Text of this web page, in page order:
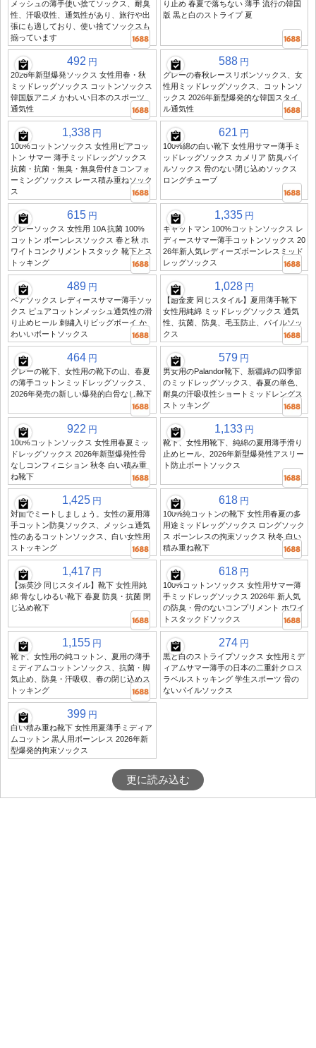
メッシュの薄手使い捨てソックス、耐臭
性、汗吸収性、通気性があり、旅行や出
張にも適しており、使い捨てソックスも
揃っています
り止め 春夏で落ちない 薄手 流行の韓国
版 黒と白のストライプ 夏
492 円
2026年新型爆発ソックス 女性用春・秋
ミッドレッグソックス コットンソックス
韓国版アニメ かわいい日本のスポーツ
通気性
588 円
グレーの春秋レースリボンソックス、女
性用ミッドレッグソックス、コットンソ
ックス 2026年新型爆発的な韓国スタイ
ル通気性
1,338 円
100%コットンソックス 女性用ピアコッ
トン サマー 薄手ミッドレッグソックス
抗菌・抗菌・無臭・無臭骨付きコンフォ
ーミングソックス レース積み重ねソック
ス
621 円
100%綿の白い靴下 女性用サマー薄手ミ
ッドレッグソックス カメリア 防臭パイ
ルソックス 骨のない閉じ込めソックス
ロングチューブ
615 円
グレーソックス 女性用 10A 抗菌 100%
コットン ボーンレスソックス 春と秋 ホ
ワイトコンクリメントスタック 靴下とス
トッキング
1,335 円
キャットマン 100%コットンソックス レ
ディースサマー薄手コットンソックス 20
26年新人気レディーズボーンレスミッド
レッグソックス
489 円
ベアソックス レディースサマー薄手ソッ
クス ピュアコットンメッシュ通気性の滑
り止めヒール 刺繍入りビッグボーイ か
わいいボートソックス
1,028 円
【趙金麦 同じスタイル】夏用薄手靴下
女性用純綿 ミッドレッグソックス 通気
性、抗菌、防臭、毛玉防止、パイルソッ
クス
464 円
グレーの靴下、女性用の靴下の山、春夏
の薄手コットンミッドレッグソックス、
2026年発売の新しい爆発的白骨なし靴下
579 円
男女用のPalandor靴下、新疆綿の四季節
のミッドレッグソックス、春夏の単色、
耐臭の汗吸収性ショートミッドレングス
ストッキング
922 円
100%コットンソックス 女性用春夏ミッ
ドレッグソックス 2026年新型爆発性骨
なしコンフィニション 秋冬 白い積み重
ね靴下
1,133 円
靴下、女性用靴下、純綿の夏用薄手滑り
止めヒール、2026年新型爆発性アスリー
ト防止ボートソックス
1,425 円
対面でミートしましょう。女性の夏用薄
手コットン防臭ソックス、メッシュ通気
性のあるコットンソックス、白い女性用
ストッキング
618 円
100%純コットンの靴下 女性用春夏の多
用途ミッドレッグソックス ロングソック
ス ボーンレスの拘束ソックス 秋冬 白い
積み重ね靴下
1,417 円
【孫英沙 同じスタイル】靴下 女性用純
綿 骨なしゆるい靴下 春夏 防臭・抗菌 閉
じ込め靴下
618 円
100%コットンソックス 女性用サマー薄
手ミッドレッグソックス 2026年 新人気
の防臭・骨のないコンプリメント ホワイ
トスタックドソックス
1,155 円
靴下、女性用の純コットン、夏用の薄手
ミディアムコットンソックス、抗菌・脚
気止め、防臭・汗吸収、春の閉じ込めス
トッキング
274 円
黒と白のストライプソックス 女性用ミデ
ィアムサマー薄手の日本の二重針クロス
ラベルストッキング 学生スポーツ 骨の
ないパイルソックス
399 円
白い積み重ね靴下 女性用夏薄手ミディア
ムコットン 黒人用ボーンレス 2026年新
型爆発的拘束ソックス
更に読み込む